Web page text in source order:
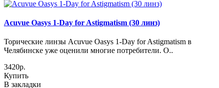
Acuvue Oasys 1-Day for Astigmatism (30 линз)
Торические линзы Acuvue Oasys 1-Day for Astigmatism в
Челябинске уже оценили многие потребители. О..
3420р.
Купить
В закладки